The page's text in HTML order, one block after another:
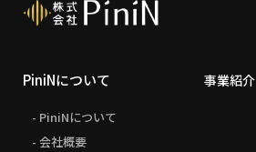
PiniNについて
- PiniNについて
- 会社概要
事業紹介